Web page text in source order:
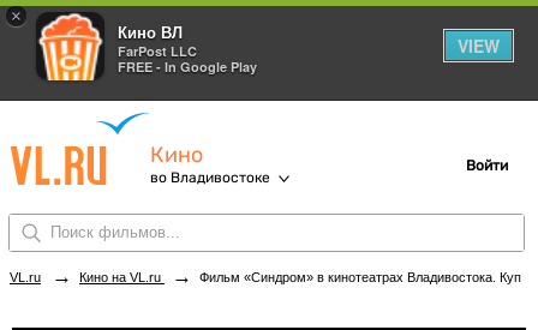
×
Кино ВЛ
FarPost LLC
FREE - In Google Play
VIEW
Кино
во Владивостоке
Войти
VL.ru → Кино на VL.ru → Фильм «Синдром» в кинотеатрах Владивостока. Купить билеты!